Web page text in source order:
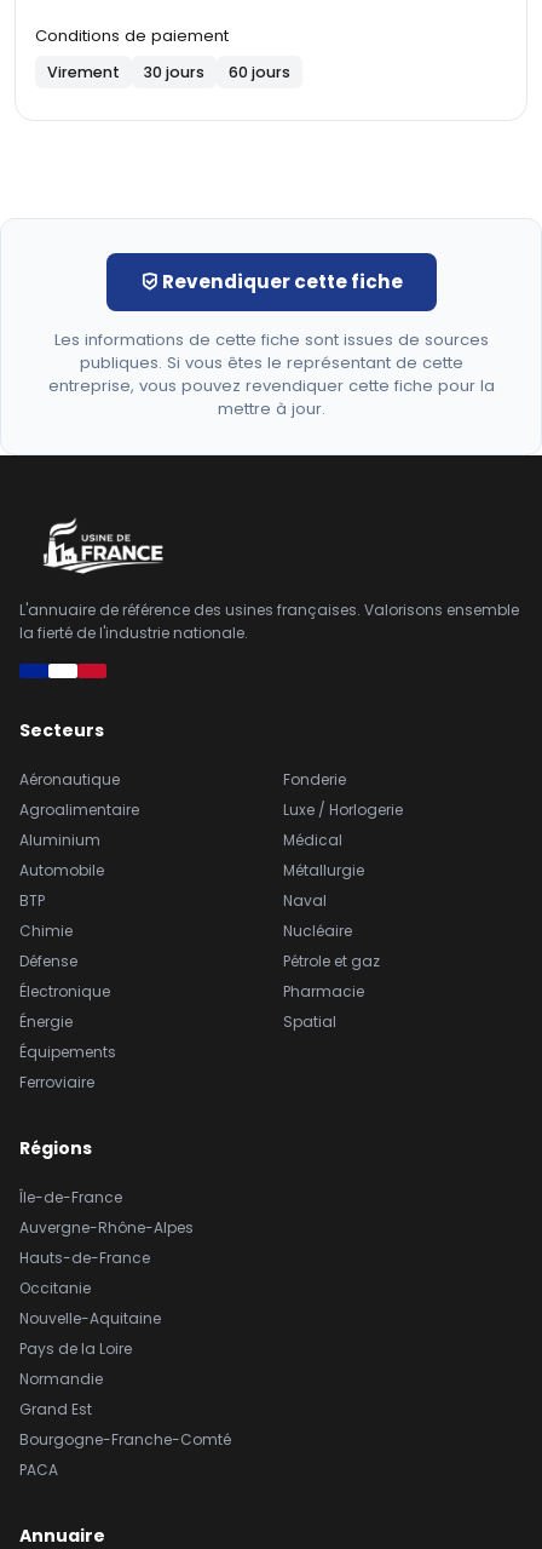
Conditions de paiement
Virement 30 jours 60 jours
Revendiquer cette fiche
Les informations de cette fiche sont issues de sources
publiques. Si vous êtes le représentant de cette
entreprise, vous pouvez revendiquer cette fiche pour la
mettre à jour.
L'annuaire de référence des usines françaises. Valorisons ensemble
la fierté de l'industrie nationale.
Secteurs
Aéronautique
Agroalimentaire
Aluminium
Automobile
BTP
Chimie
Défense
Électronique
Énergie
Équipements
Ferroviaire
Fonderie
Luxe / Horlogerie
Médical
Métallurgie
Naval
Nucléaire
Pétrole et gaz
Pharmacie
Spatial
Régions
Île-de-France
Auvergne-Rhône-Alpes
Hauts-de-France
Occitanie
Nouvelle-Aquitaine
Pays de la Loire
Normandie
Grand Est
Bourgogne-Franche-Comté
PACA
Annuaire